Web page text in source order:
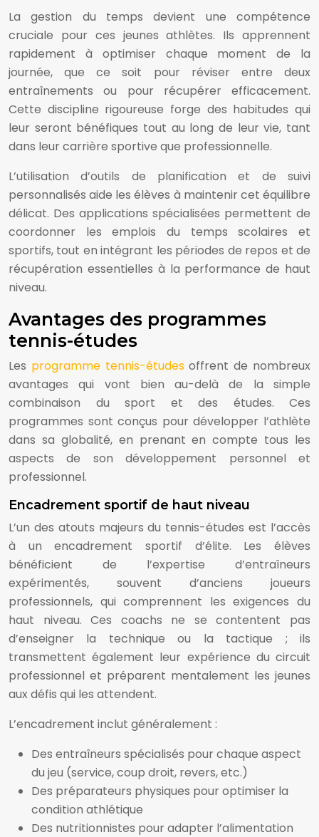
La gestion du temps devient une compétence
cruciale pour ces jeunes athlètes. Ils apprennent
rapidement à optimiser chaque moment de la
journée, que ce soit pour réviser entre deux
entraînements ou pour récupérer efficacement.
Cette discipline rigoureuse forge des habitudes qui
leur seront bénéfiques tout au long de leur vie, tant
dans leur carrière sportive que professionnelle.
L’utilisation d’outils de planification et de suivi
personnalisés aide les élèves à maintenir cet équilibre
délicat. Des applications spécialisées permettent de
coordonner les emplois du temps scolaires et
sportifs, tout en intégrant les périodes de repos et de
récupération essentielles à la performance de haut
niveau.
Avantages des programmes
tennis-études
Les programme tennis-étudesoffrent de nombreux
avantages qui vont bien au-delà de la simple
combinaison du sport et des études. Ces
programmes sont conçus pour développer l’athlète
dans sa globalité, en prenant en compte tous les
aspects de son développement personnel et
professionnel.
Encadrement sportif de haut niveau
L’un des atouts majeurs du tennis-études est l’accès
à un encadrement sportif d’élite. Les élèves
bénéficient de l’expertise d’entraîneurs
expérimentés, souvent d’anciens joueurs
professionnels, qui comprennent les exigences du
haut niveau. Ces coachs ne se contentent pas
d’enseigner la technique ou la tactique ; ils
transmettent également leur expérience du circuit
professionnel et préparent mentalement les jeunes
aux défis qui les attendent.
L’encadrement inclut généralement :
Des entraîneurs spécialisés pour chaque aspect
du jeu (service, coup droit, revers, etc.)
Des préparateurs physiques pour optimiser la
condition athlétique
Des nutritionnistes pour adapter l’alimentation